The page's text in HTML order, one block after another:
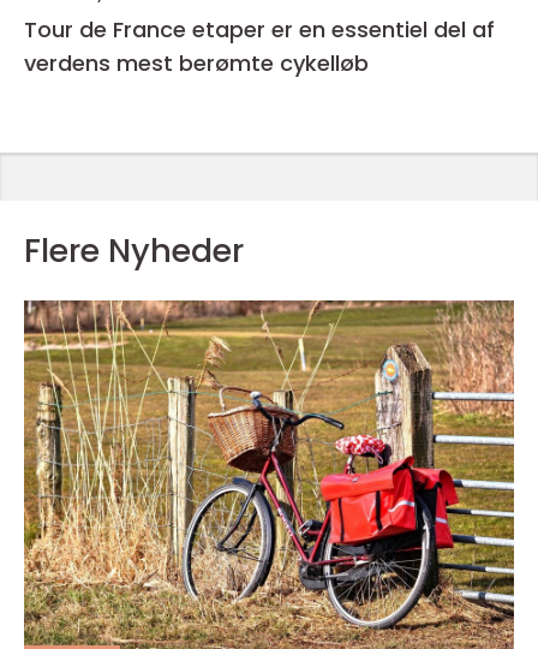
Tour de France etaper er en essentiel del af
verdens mest berømte cykelløb
Flere Nyheder